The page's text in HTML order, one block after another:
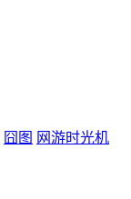
囧图 网游时光机